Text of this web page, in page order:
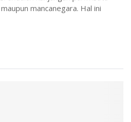
mancanegara. Hal ini